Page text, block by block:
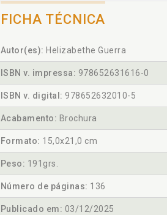
FICHA TÉCNICA
Autor(es): Helizabethe Guerra
ISBN v. impressa: 978652631616-0
ISBN v. digital: 978652632010-5
Acabamento: Brochura
Formato: 15,0x21,0 cm
Peso: 191grs.
Número de páginas: 136
Publicado em: 03/12/2025